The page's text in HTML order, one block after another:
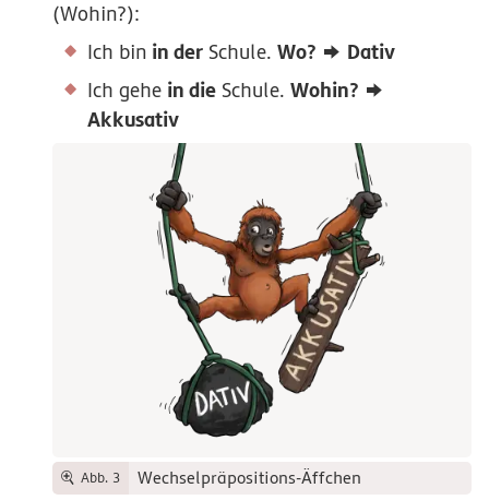
(Wohin?):
Ich bin in der Schule. Wo? Dativ
Ich gehe in die Schule. Wohin?
Akkusativ
Abb. 3 Wechselpräpositions-Äffchen